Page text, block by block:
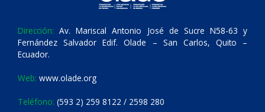
Dirección: Av. Mariscal Antonio José de Sucre N58-63 y
Fernández Salvador Edif. Olade – San Carlos, Quito –
Ecuador.
Web: www.olade.org
Teléfono: (593 2) 259 8122 / 2598 280